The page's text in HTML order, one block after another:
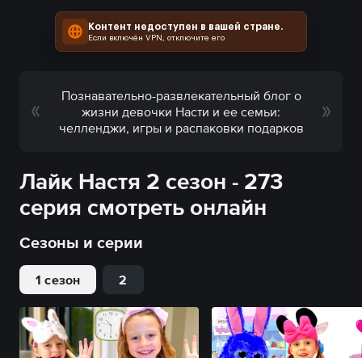
Контент недоступен в вашей стране.
Если включён VPN, отключите его
Познавательно-развлекательный блог о
жизни девочки Насти и ее семьи:
челленджи, игры и распаковки подарков
Лайк Настя 2 сезон - 273
серия смотреть онлайн
Сезоны и серии
1 сезон 2